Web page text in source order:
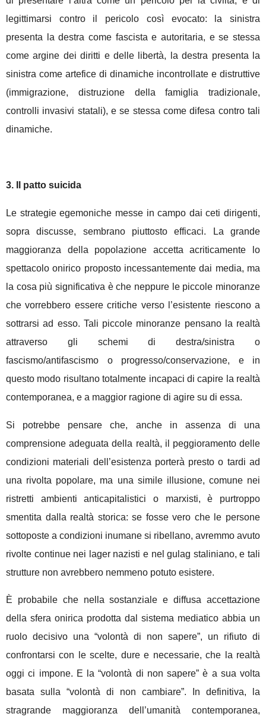
legittimarsi contro il pericolo così evocato: la sinistra
presenta la destra come fascista e autoritaria, e se stessa
come argine dei diritti e delle libertà, la destra presenta la
sinistra come artefice di dinamiche incontrollate e distruttive
(immigrazione, distruzione della famiglia tradizionale,
controlli invasivi statali), e se stessa come difesa contro tali
dinamiche.
3. Il patto suicida
Le strategie egemoniche messe in campo dai ceti dirigenti,
sopra discusse, sembrano piuttosto efficaci. La grande
maggioranza della popolazione accetta acriticamente lo
spettacolo onirico proposto incessantemente dai media, ma
la cosa più significativa è che neppure le piccole minoranze
che vorrebbero essere critiche verso l’esistente riescono a
sottrarsi ad esso. Tali piccole minoranze pensano la realtà
attraverso gli schemi di destra/sinistra o
fascismo/antifascismo o progresso/conservazione, e in
questo modo risultano totalmente incapaci di capire la realtà
contemporanea, e a maggior ragione di agire su di essa.
Si potrebbe pensare che, anche in assenza di una
comprensione adeguata della realtà, il peggioramento delle
condizioni materiali dell’esistenza porterà presto o tardi ad
una rivolta popolare, ma una simile illusione, comune nei
ristretti ambienti anticapitalistici o marxisti, è purtroppo
smentita dalla realtà storica: se fosse vero che le persone
sottoposte a condizioni inumane si ribellano, avremmo avuto
rivolte continue nei lager nazisti e nel gulag staliniano, e tali
strutture non avrebbero nemmeno potuto esistere.
È probabile che nella sostanziale e diffusa accettazione
della sfera onirica prodotta dal sistema mediatico abbia un
ruolo decisivo una “volontà di non sapere”, un rifiuto di
confrontarsi con le scelte, dure e necessarie, che la realtà
oggi ci impone. E la “volontà di non sapere” è a sua volta
basata sulla “volontà di non cambiare”. In definitiva, la
stragrande maggioranza dell’umanità contemporanea,